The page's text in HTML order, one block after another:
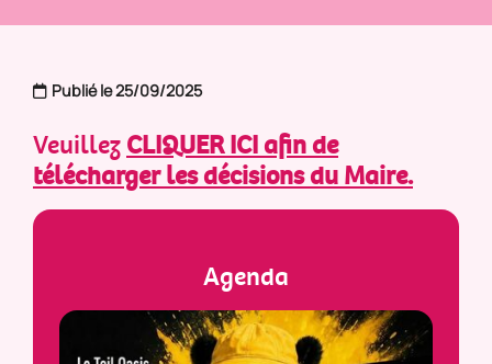
Publié le 25/09/2025
Veuillez CLIQUER ICI afin de
télécharger les décisions du Maire.
Agenda